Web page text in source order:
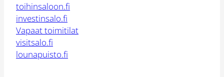
toihinsaloon.fi
investinsalo.fi
Vapaat toimitilat
visitsalo.fi
lounapuisto.fi